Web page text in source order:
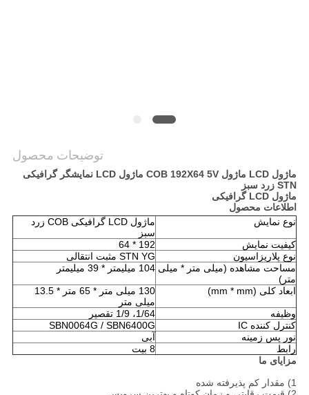
توضیحات محصول
ماژول LCD ماژول COB 192X64 5V ماژول LCD نمایشگر گرافیکی
STN زرد سبز
ماژول LCD گرافیکی
اطلاعات محصول
نوع نمایش
ماژول LCD گرافیکی COB زرد
سبز
کیفیت نمایش
192 * 64
نوع پلاریزاسیون
STN YG مثبت انتقالی
مساحت مشاهده (میلی متر * میلی
متر)
104 میلیمتر * 39 میلیمتر
ابعاد کلی (mm * mm) 130
میلی متر * 65 متر * 13.5
میلی متر
وظیفه
1/64، 1/9 تقصیر
کنترل کننده IC
SBN0064G / SBN6400G
نور پس زمینه
آبی
رابط
8 بیت
مزایای ما
1) مقدار کم پذیرفته شده